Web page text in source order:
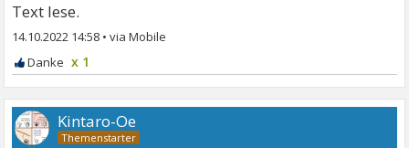
Text lese.
14.10.2022 14:58 •
x 1
Kintaro-Oe